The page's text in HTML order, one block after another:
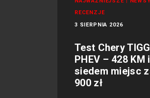
RECENZJE
3 SIERPNIA 2026
Test Chery
PHEV – 428 KM i
siedem miejsc
900 zł